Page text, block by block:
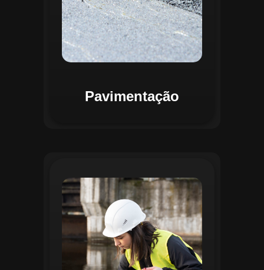
Pavimentação
O módulo de Gestão de Drenagem do
Regente aplica o geoprocessamento para
mapear redes de drenagem subterrâneas
e superficiais. A plataforma permite
identificar pontos de alagamento, planejar
intervenções e monitorar a eficiência das
estruturas de drenagem. Com análises
baseadas em dados coletados, o sistema
contribui para o planejamento urbano
sustentável, reduzindo riscos de
enchentes e otimizando a alocação de